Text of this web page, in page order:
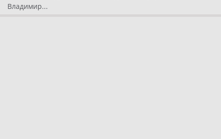
Владимир...